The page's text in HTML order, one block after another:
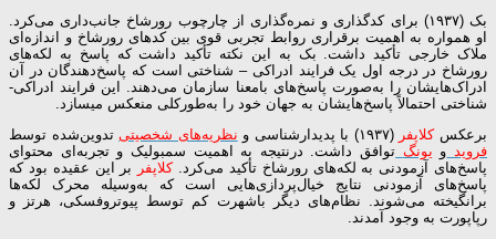
بک (۱۹۳۷) برای کدگذاری و نمره‌گذاری از چارچوب رورشاخ جانب‌داری می‌کرد.
او همواره به اهمیت برقراری روابط تجربی قوی بین کدهای رورشاخ و اندازه‌ای
ملاک خارجی تأکید داشت. بک به این نکته تأکید داشت که پاسخ به لکه‌های
رورشاخ در درجه اول یک فرایند ادراکی – شناختی است که پاسخ‌دهندگان در آن
ادراک‌هایشان را به‌صورت پاسخ‌های بامعنا سازمان می‌دهند. این فرایند ادراکی-
شناختی احتمالاً پاسخ‌هایشان به جهان خود را به‌طورکلی منعکس می­سازد.
برعکسکلاپفر (۱۹۳۷) با پدیدارشناسی و نظریه‌های شخصیتیتدوین‌شده توسط
فروید و یونگ توافق داشت. درنتیجه به اهمیت سمبولیک و تجربه‌ای محتوای
پاسخ‌های آزمودنی به لکه‌های رورشاخ تأکید می‌کرد.کلاپفر
بر این عقیده بود که
پاسخ‌های آزمودنی نتایج خیال‌پردازی‌هایی است که به‌وسیله محرک لکه‌ها
برانگیخته می‌شوند. نظام‌های دیگر باشهرت کم توسط پیوتروفسکی، هرتز و
رپاپورت به وجود آمدند.